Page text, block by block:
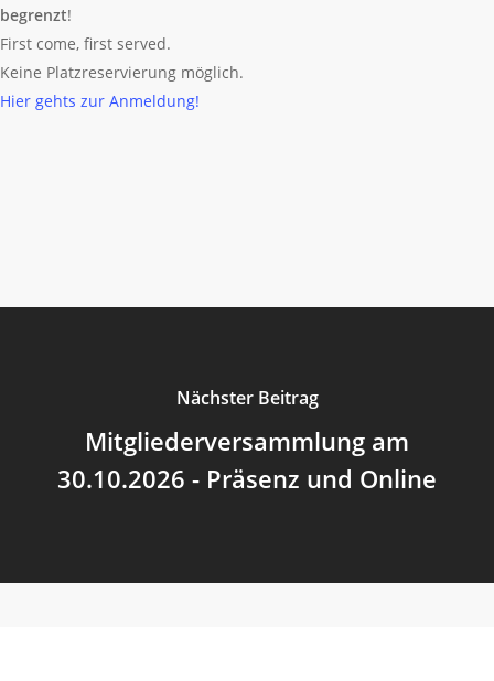
begrenzt!
First come, first served.
Keine Platzreservierung möglich.
Hier gehts zur Anmeldung!
Nächster Beitrag
Mitgliederversammlung am
30.10.2026 - Präsenz und Online